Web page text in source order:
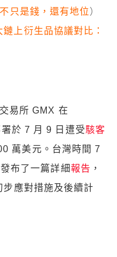
只是錢，還有地位）
上衍生品協議對比：
易所 GMX 在
於 7 月 9 日遭受駭客
萬美元。台灣時間 7
布了一篇詳細報告 ，
應對措施及後續計